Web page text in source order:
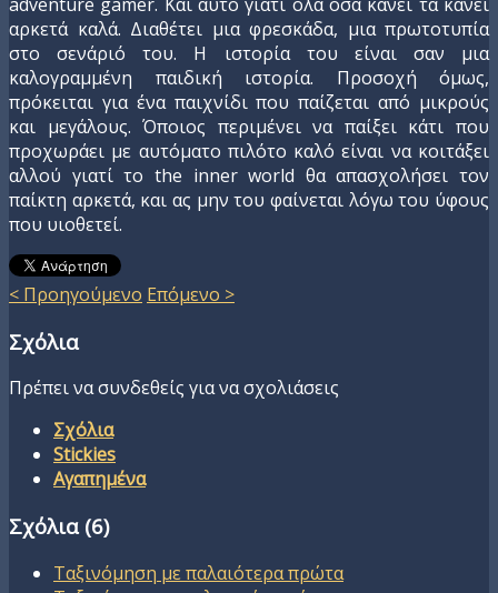
αρκετά καλά. Διαθέτει μια φρεσκάδα, μια πρωτοτυπία
στο σενάριό του. Η ιστορία του είναι σαν μια
καλογραμμένη παιδική ιστορία. Προσοχή όμως,
πρόκειται για ένα παιχνίδι που παίζεται από μικρούς
και μεγάλους. Όποιος περιμένει να παίξει κάτι που
προχωράει με αυτόματο πιλότο καλό είναι να κοιτάξει
αλλού γιατί το the inner world θα απασχολήσει τον
παίκτη αρκετά, και ας μην του φαίνεται λόγω του ύφους
που υιοθετεί.
< Προηγούμενο Επόμενο >
Σχόλια
Πρέπει να συνδεθείς για να σχολιάσεις
Σχόλια
Stickies
Αγαπημένα
Σχόλια (6)
Ταξινόμηση με παλαιότερα πρώτα